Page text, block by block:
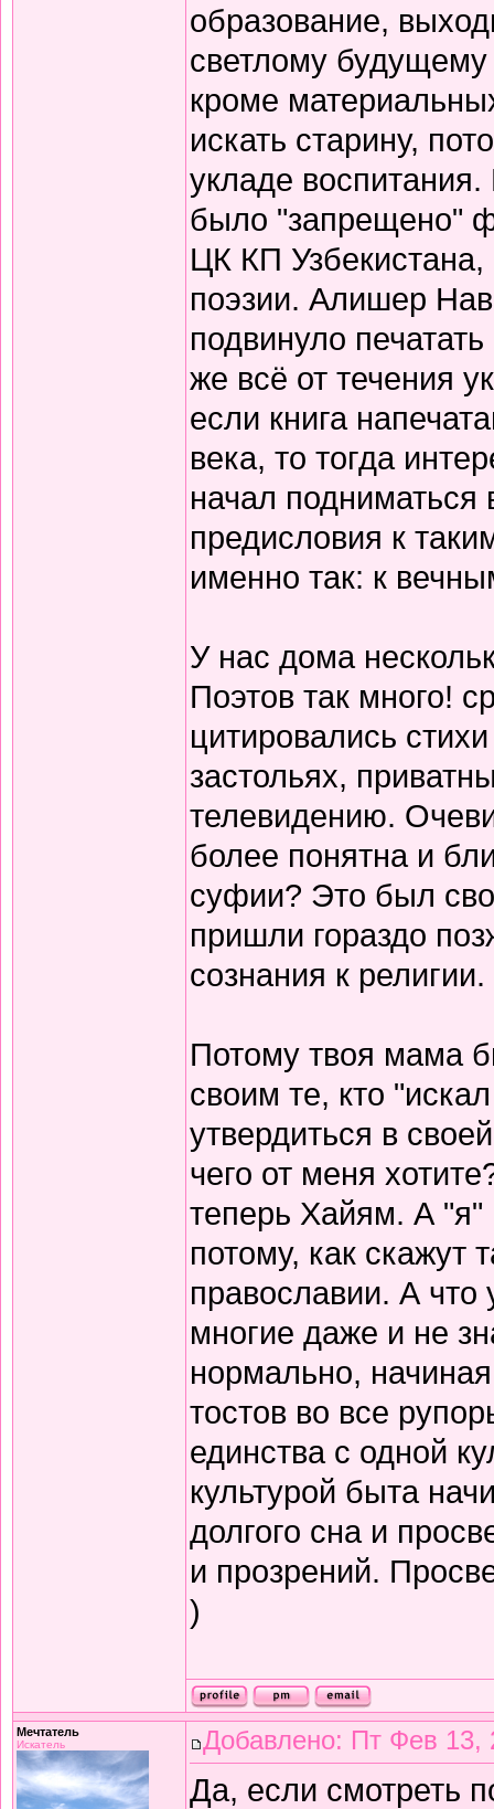
образование,
светлому
кроме
искать старину,
укладе воспитания.
было "запрещено"
ЦК КП
поэзии. Алишер
подвинуло
же всё от течения
если книга
века, то тогда
начал
предисловия к
именно так: к
У нас дома
Поэтов так много!
цитировались
застольях,
телевидению.
более понятна и
суфии? Это был
пришли гораздо
сознания к религии.
Потому твоя мама
своим те, кто
утвердиться в
чего от меня
теперь Хайям. А "я"
потому, как скажут
православии. А что
многие даже и не
нормально,
тостов во все
единства с одной
культурой быта
долгого сна и
и прозрений.
)
Мечтатель
Искатель Добавлено: Пт Фев 13,
Да, если смотреть